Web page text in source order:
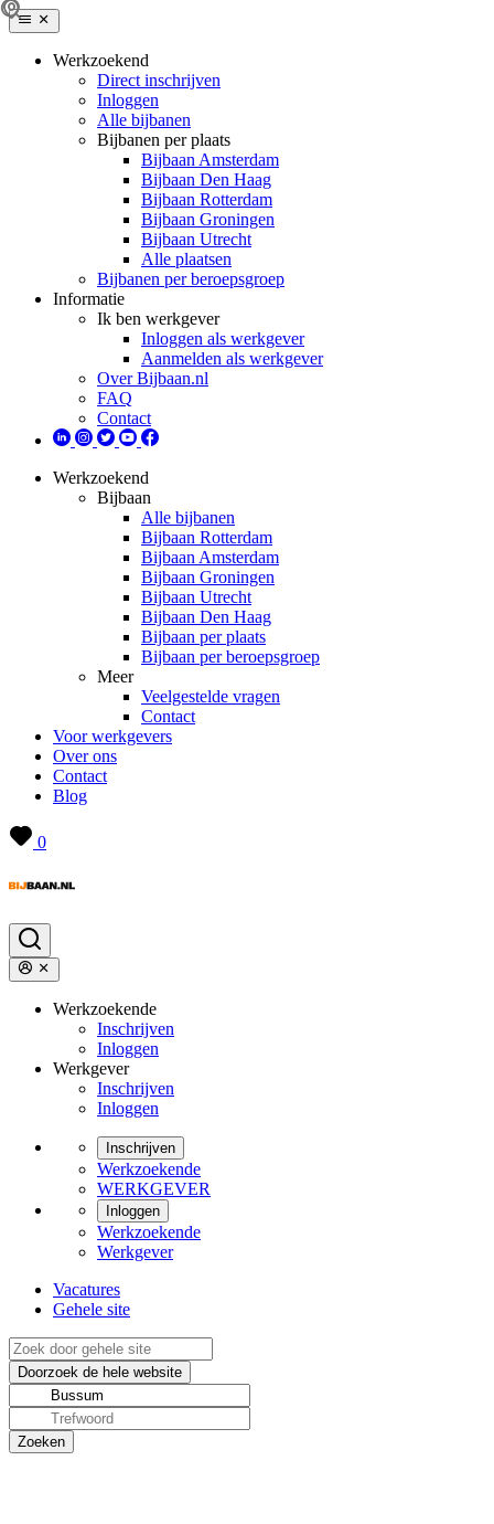
Werkzoekend
Direct inschrijven
Inloggen
Alle bijbanen
Bijbanen per plaats
Bijbaan Amsterdam
Bijbaan Den Haag
Bijbaan Rotterdam
Bijbaan Groningen
Bijbaan Utrecht
Alle plaatsen
Bijbanen per beroepsgroep
Informatie
Ik ben werkgever
Inloggen als werkgever
Aanmelden als werkgever
Over Bijbaan.nl
FAQ
Contact
Werkzoekend
Bijbaan
Alle bijbanen
Bijbaan Rotterdam
Bijbaan Amsterdam
Bijbaan Groningen
Bijbaan Utrecht
Bijbaan Den Haag
Bijbaan per plaats
Bijbaan per beroepsgroep
Meer
Veelgestelde vragen
Contact
Voor werkgevers
Over ons
Contact
Blog
0
Werkzoekende
Inschrijven
Inloggen
Werkgever
Inschrijven
Inloggen
Inschrijven
Werkzoekende
WERKGEVER
Inloggen
Werkzoekende
Werkgever
Vacatures
Gehele site